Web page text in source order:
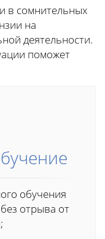
в сомнительных
на
деятельности.
поможет
обучения
отрыва от